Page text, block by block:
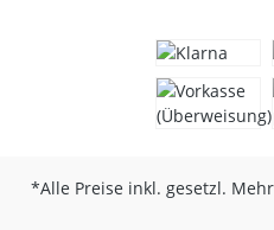
*Alle Preise inkl. gesetzl.